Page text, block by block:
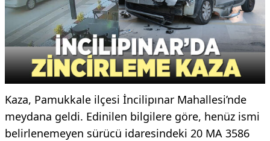
Kaza, Pamukkale ilçesi İncilipınar Mahallesi’nde
meydana geldi. Edinilen bilgilere göre, henüz ismi
belirlenemeyen sürücü idaresindeki 20 MA 3586